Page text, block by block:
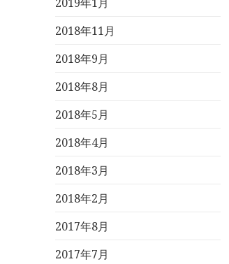
2018年11月
2018年9月
2018年8月
2018年5月
2018年4月
2018年3月
2018年2月
2017年8月
2017年7月